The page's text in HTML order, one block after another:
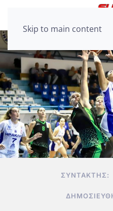
Skip to main content
ΣΥΝΤΆΚΤΗΣ: